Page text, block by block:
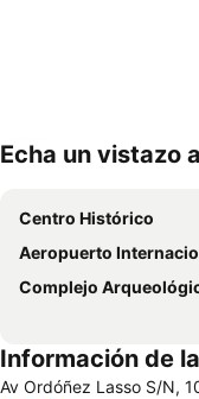
Echa un vistazo
Centro Histórico
Aeropuerto Internacional
Complejo Arqueológico
Información de
Av Ordóñez Lasso S/N,